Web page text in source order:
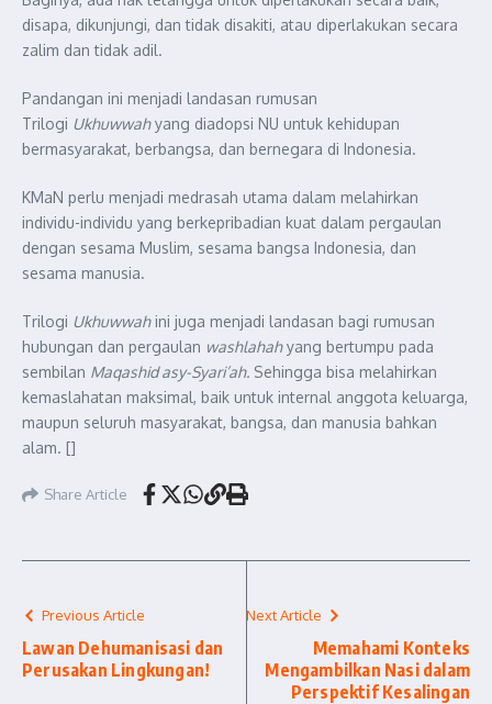
disapa, dikunjungi, dan tidak disakiti, atau diperlakukan secara
zalim dan tidak adil.
Pandangan ini menjadi landasan rumusan
Trilogi Ukhuwwahyang diadopsi NU untuk kehidupan
bermasyarakat, berbangsa, dan bernegara di Indonesia.
KMaN perlu menjadi medrasah utama dalam melahirkan
individu-individu yang berkepribadian kuat dalam pergaulan
dengan sesama Muslim, sesama bangsa Indonesia, dan
sesama manusia.
Trilogi Ukhuwwahini juga menjadi landasan bagi rumusan
hubungan dan pergaulan washlahahyang bertumpu pada
sembilan Maqashid asy-Syari’ah. Sehingga bisa melahirkan
kemaslahatan maksimal, baik untuk internal anggota keluarga,
maupun seluruh masyarakat, bangsa, dan manusia bahkan
alam. []
Share Article
Previous Article
Lawan Dehumanisasi dan
Perusakan Lingkungan!
Next Article
Memahami Konteks
Mengambilkan Nasi dalam
Perspektif Kesalingan